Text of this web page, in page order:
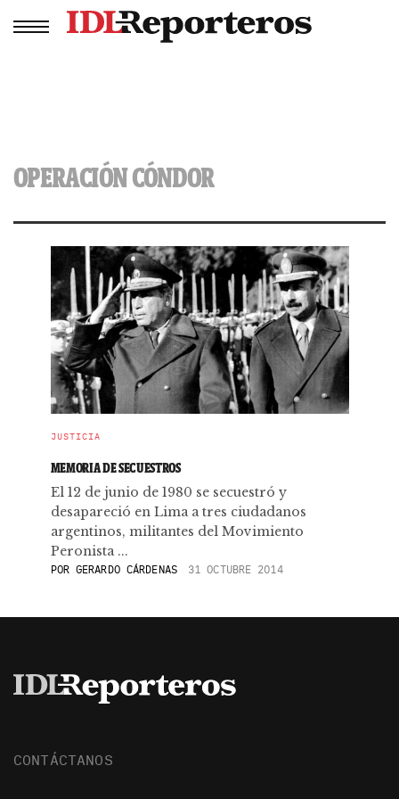
OPERACIÓN CÓNDOR
JUSTICIA
MEMORIA DE SECUESTROS
El 12 de junio de 1980 se secuestró y
desapareció en Lima a tres ciudadanos
argentinos, militantes del Movimiento
Peronista ...
PORGERARDO CÁRDENAS 31 OCTUBRE 2014
CONTÁCTANOS